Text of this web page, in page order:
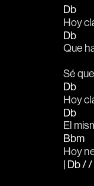
Db
Hoy
Db
Que
Sé
Db
Hoy
Db
El
Bbm
Hoy
| Db /